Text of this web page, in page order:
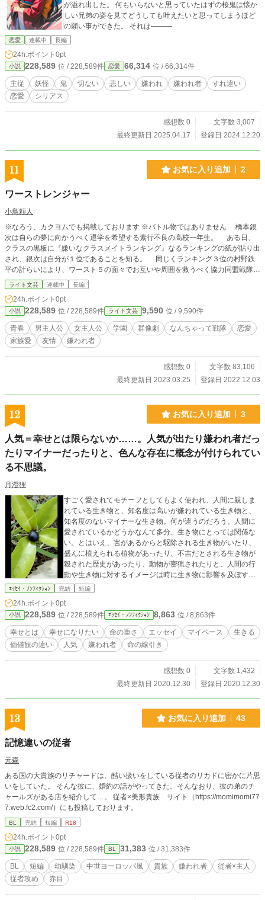
が溢れ出した。 何もいらないと思っていたはずの桜鬼は懐か
しい兄弟の姿を見てどうしても叶えたいと思ってしまうほど
の願い事ができた。 それは―――
恋愛 連載中 長編
24h.ポイント 0pt
小説 228,589 位 / 228,589件 恋愛 66,314 位 / 66,314件
主従 妖怪 鬼 切ない 悲しい 嫌われ 嫌われ者
すれ違い
恋愛
シリアス
感想数 0
文字数 3,007
最終更新日 2025.04.17
登録日 2024.12.20
11 お気に入り追加 2
ワーストレンジャー
小鳥頼人
※なろう、カクヨムでも掲載しております ※バトル物ではありません 橋本銀
次は自らの夢に向かうべく退学を希望する素行不良の高校一年生。 ある日、
クラスの黒板に『嫌いなクラスメイトランキング』なるランキングの紙が貼り出
され、銀次は自分が１位であることを知る。 同じくランキング３位の村野鉄
平の計らいにより、ワースト５の面々でお互いや周囲を救うべく協力同盟戦隊
『ワーストレンジャー』が結成される。 面々にはそれぞれ長所と短所があ
り、それらを活用、補い合ってゆくことになった。 『ワーストレンジャー』
はメンバー各々やその周囲の日常問題を解決してゆく過程で絆を深めることにな
る。
ライト文芸 連載中 長編
24h.ポイント 0pt
小説 228,589 位 / 228,589件 ライト文芸 9,590 位 / 9,590件
青春 男主人公 女主人公 学園 群像劇 なんちゃって戦隊
恋愛
家族愛
友情 嫌われ者
感想数 0
文字数 83,106
最終更新日 2023.03.25
登録日 2022.12.03
12 お気に入り追加 3
人気＝幸せとは限らないか……。人気が出たり嫌われ者だっ
たりマイナーだったりと、色んな存在に概念が付けられてい
る不思議。
月澄狸
すごく愛されてモチーフとしてもよく使われ、人間に親しま
れている生き物と、知名度は高いが嫌われている生き物と、
知名度のないマイナーな生き物。何が違うのだろう。人間に
愛されているかどうかなんて多分、生き物にとっては関係な
い。とはいえ、害があるからと駆除される生き物がいたり、
盛んに植えられる植物があったり、不吉だとされる生き物が
殺された歴史があったり、動物が密猟されたりと、人間の行
動や生き物に対するイメージは時に生き物に影響を及ぼす。
愛されてても嫌われててもマイナーでもそれぞれ受難はある
ｴｯｾｲ・ﾉﾝﾌｨｸｼｮﾝ 完結 短編
24h.ポイント 0pt
小説 228,589 位 / 228,589件 ｴｯｾｲ・ﾉﾝﾌｨｸｼｮﾝ 8,863 位 / 8,863件
幸せとは 幸せになりたい 命の重さ エッセイ マイペース
生きる
価値観の違い
人気 嫌われ者 命の線引き
感想数 0
文字数 1,432
最終更新日 2020.12.30
登録日 2020.12.30
13 お気に入り追加 43
記憶違いの従者
元森
ある国の大貴族のリチャードは、酷い扱いをしている従者のリカドに密かに片思
いをしていた。 そんな彼に、婚約の話がやってきた。そんなおり、彼の弟のチ
ャールズがある店を紹介して…。 従者×美形貴族 サイト（https://momimomi77
7.web.fc2.com/）にも投稿しております。
BL 完結 短編 R18
24h.ポイント 0pt
小説 228,589 位 / 228,589件 BL 31,383 位 / 31,383件
BL 短編 幼馴染 中世ヨーロッパ風 貴族 嫌われ者
従者×主人
従者攻め
赤目